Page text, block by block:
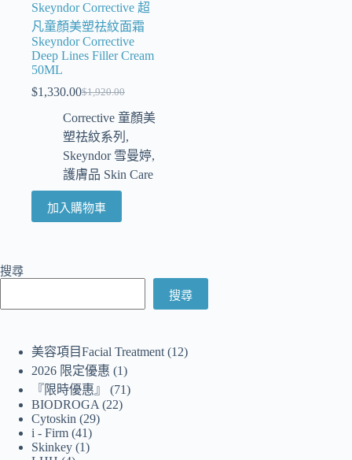
Skeyndor Corrective 超
凡童顏美塑祛紋面霜
Skeyndor Corrective
Deep Lines Filler Cream
50ML
$1,920.00
$1,330.00
Corrective 童顏美
塑祛紋系列 ,
Skeyndor 雪曼婷,
護膚品 Skin Care
加入購物車
搜尋
搜尋
美容項目Facial Treatment 12
2026 限定優惠
1
『限時優惠』
71
BIODROGA
22
Cytoskin
29
i - Firm 41
Skinkey 1